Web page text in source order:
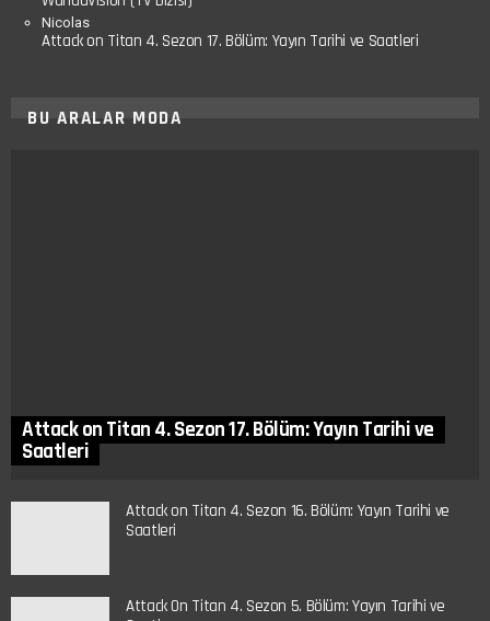
Nicolas
Attack on Titan 4. Sezon 17. Bölüm: Yayın Tarihi ve Saatleri
BU ARALAR MODA
Attack on Titan 4. Sezon 17. Bölüm: Yayın Tarihi ve
Saatleri
Attack on Titan 4. Sezon 16. Bölüm: Yayın Tarihi ve
Saatleri
Attack On Titan 4. Sezon 5. Bölüm: Yayın Tarihi ve